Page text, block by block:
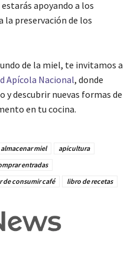
apoyando a los
preservación de los
de la miel, te invitamos a
Apícola Nacional, donde
descubrir nuevas formas de
en tu cocina.
almacenar miel
apicultura
entradas
de consumir café libro de recetas